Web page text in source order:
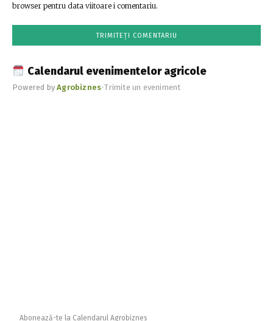
browser pentru data viitoare i comentariu.
Calendarul evenimentelor agricole
Powered byAgrobiznes•Trimite un eveniment
Abonează-te la Calendarul Agrobiznes